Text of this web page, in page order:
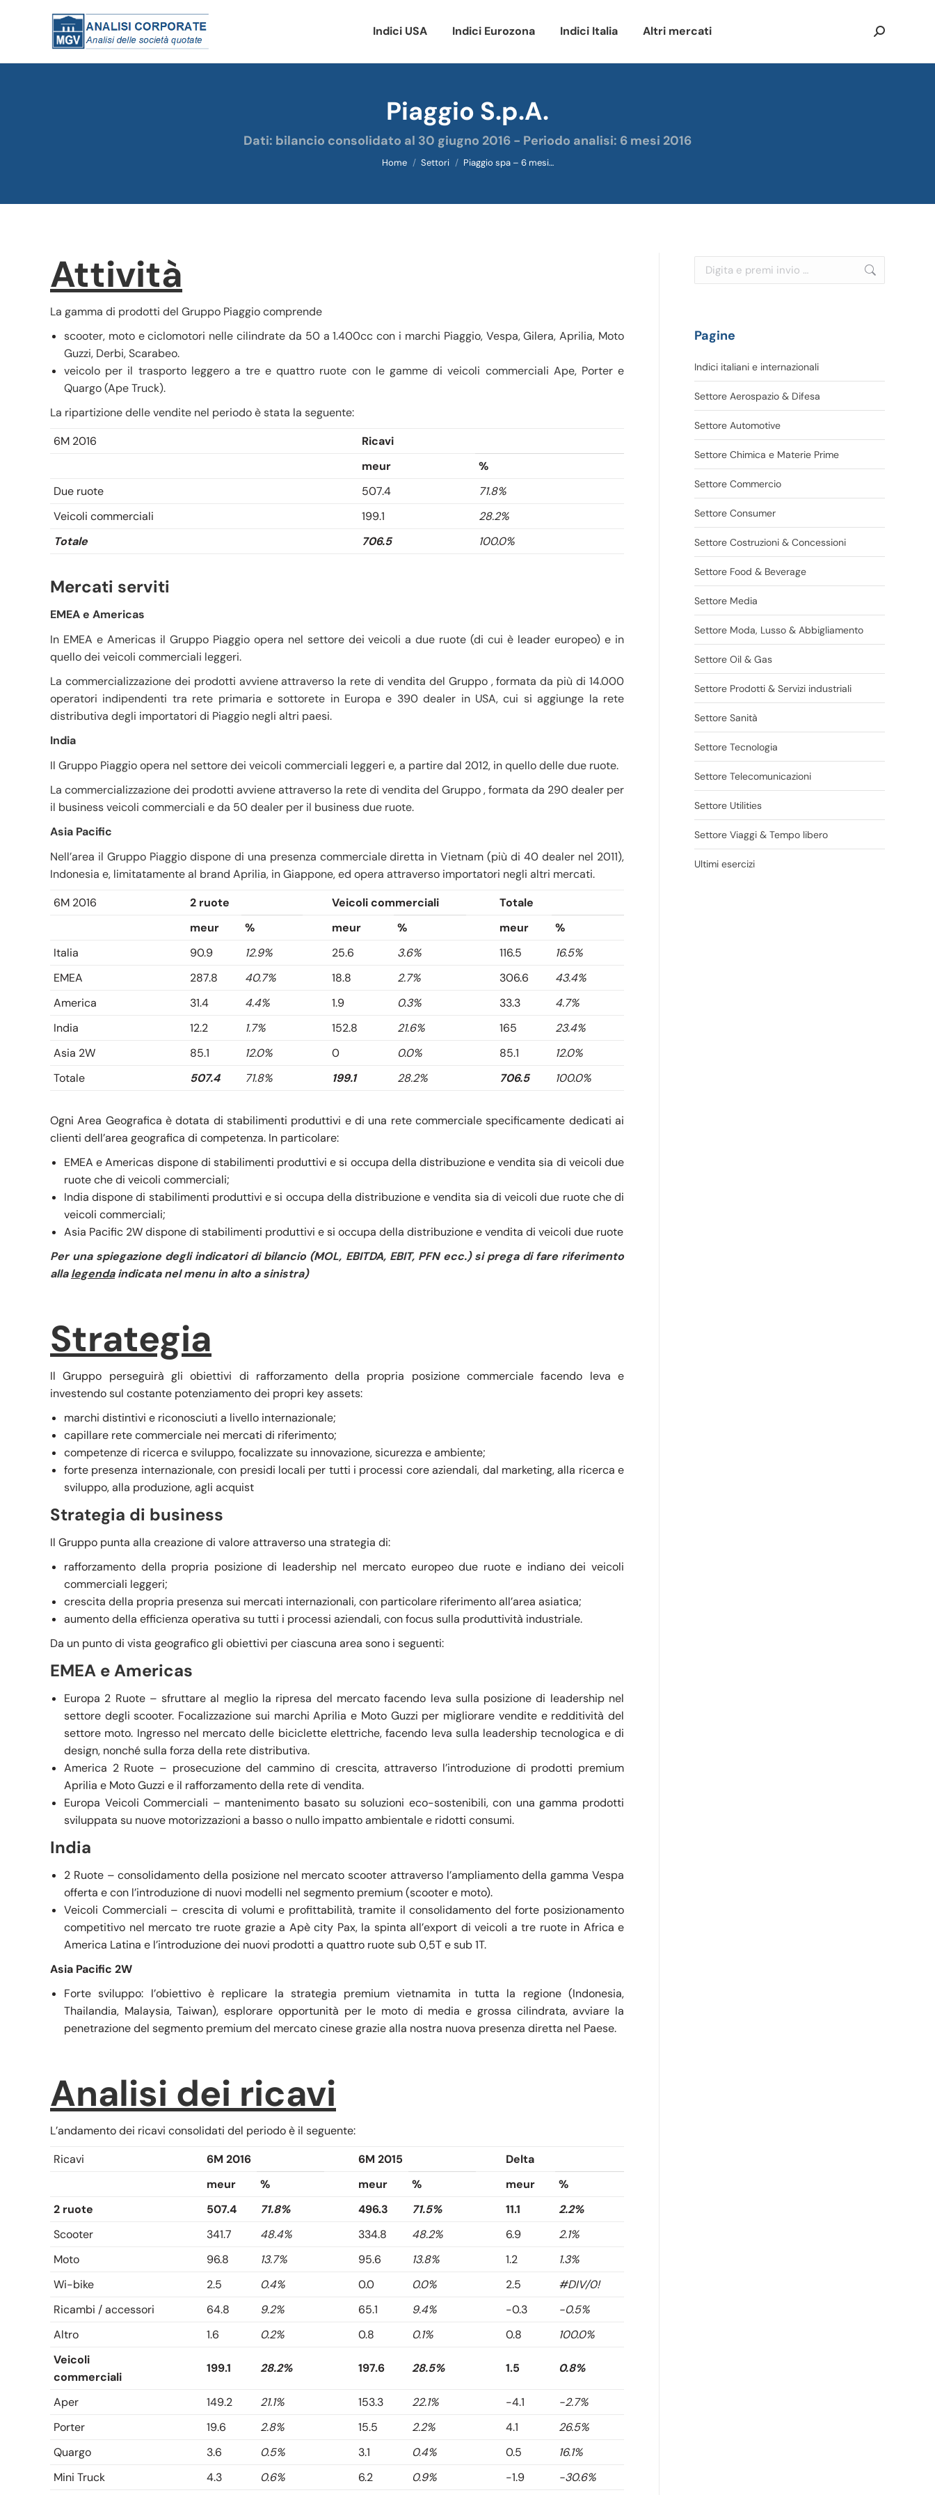
Indici USA Indici Eurozona Indici Italia Altri mercati Cerca:
Piaggio S.p.A.
Dati: bilancio consolidato al 30 giugno 2016 - Periodo analisi: 6 mesi 2016
Tu sei qui:
Home Settori Piaggio spa – 6 mesi…
Attività
La gamma di prodotti del Gruppo Piaggio comprende
scooter, moto e ciclomotori nelle cilindrate da 50 a 1.400cc con i marchi Piaggio, Vespa, Gilera, Aprilia, Moto
Guzzi, Derbi, Scarabeo.
veicolo per il trasporto leggero a tre e quattro ruote con le gamme di veicoli commerciali Ape, Porter e
Quargo (Ape Truck).
La ripartizione delle vendite nel periodo è stata la seguente:
6M 2016
Ricavi
meur
%
Due ruote
507.4
71.8%
Veicoli commerciali
199.1
28.2%
Totale
706.5 100.0%
Mercati serviti
EMEA e Americas
In EMEA e Americas il Gruppo Piaggio opera nel settore dei veicoli a due ruote (di cui è leader europeo) e in
quello dei veicoli commerciali leggeri.
La commercializzazione dei prodotti avviene attraverso la rete di vendita del Gruppo , formata da più di 14.000
operatori indipendenti tra rete primaria e sottorete in Europa e 390 dealer in USA, cui si aggiunge la rete
distributiva degli importatori di Piaggio negli altri paesi.
India
Il Gruppo Piaggio opera nel settore dei veicoli commerciali leggeri e, a partire dal 2012, in quello delle due ruote.
La commercializzazione dei prodotti avviene attraverso la rete di vendita del Gruppo , formata da 290 dealer per
il business veicoli commerciali e da 50 dealer per il business due ruote.
Asia Pacific
Nell’area il Gruppo Piaggio dispone di una presenza commerciale diretta in Vietnam (più di 40 dealer nel 2011),
Indonesia e, limitatamente al brand Aprilia, in Giappone, ed opera attraverso importatori negli altri mercati.
6M 2016
2 ruote Veicoli commerciali
Totale
meur
% meur % meur
%
Italia
90.9 12.9% 25.6 3.6% 116.5
16.5%
EMEA
287.8 40.7% 18.8 2.7% 306.6
43.4%
America
31.4 4.4% 1.9 0.3% 33.3
4.7%
India
12.2 1.7% 152.8 21.6% 165
23.4%
Asia 2W
85.1 12.0% 0 0.0% 85.1
12.0%
Totale
507.4 71.8% 199.1 28.2% 706.5 100.0%
Ogni Area Geografica è dotata di stabilimenti produttivi e di una rete commerciale specificamente dedicati ai
clienti dell’area geografica di competenza. In particolare:
EMEA e Americas dispone di stabilimenti produttivi e si occupa della distribuzione e vendita sia di veicoli due
ruote che di veicoli commerciali;
India dispone di stabilimenti produttivi e si occupa della distribuzione e vendita sia di veicoli due ruote che di
veicoli commerciali;
Asia Pacific 2W dispone di stabilimenti produttivi e si occupa della distribuzione e vendita di veicoli due ruote
Per una spiegazione degli indicatori di bilancio (MOL, EBITDA, EBIT, PFN ecc.) si prega di fare riferimento
allalegendaindicata nel menu in alto a sinistra)
Strategia
Il Gruppo perseguirà gli obiettivi di rafforzamento della propria posizione commerciale facendo leva e
investendo sul costante potenziamento dei propri key assets:
marchi distintivi e riconosciuti a livello internazionale;
capillare rete commerciale nei mercati di riferimento;
competenze di ricerca e sviluppo, focalizzate su innovazione, sicurezza e ambiente;
forte presenza internazionale, con presidi locali per tutti i processi core aziendali, dal marketing, alla ricerca e
sviluppo, alla produzione, agli acquist
Strategia di business
Il Gruppo punta alla creazione di valore attraverso una strategia di:
rafforzamento della propria posizione di leadership nel mercato europeo due ruote e indiano dei veicoli
commerciali leggeri;
crescita della propria presenza sui mercati internazionali, con particolare riferimento all’area asiatica;
aumento della efficienza operativa su tutti i processi aziendali, con focus sulla produttività industriale.
Da un punto di vista geografico gli obiettivi per ciascuna area sono i seguenti:
EMEA e Americas
Europa 2 Ruote – sfruttare al meglio la ripresa del mercato facendo leva sulla posizione di leadership nel
settore degli scooter. Focalizzazione sui marchi Aprilia e Moto Guzzi per migliorare vendite e redditività del
settore moto. Ingresso nel mercato delle biciclette elettriche, facendo leva sulla leadership tecnologica e di
design, nonché sulla forza della rete distributiva.
America 2 Ruote – prosecuzione del cammino di crescita, attraverso l’introduzione di prodotti premium
Aprilia e Moto Guzzi e il rafforzamento della rete di vendita.
Europa Veicoli Commerciali – mantenimento basato su soluzioni eco-sostenibili, con una gamma prodotti
sviluppata su nuove motorizzazioni a basso o nullo impatto ambientale e ridotti consumi.
India
2 Ruote – consolidamento della posizione nel mercato scooter attraverso l’ampliamento della gamma Vespa
offerta e con l’introduzione di nuovi modelli nel segmento premium (scooter e moto).
Veicoli Commerciali – crescita di volumi e profittabilità, tramite il consolidamento del forte posizionamento
competitivo nel mercato tre ruote grazie a Apè city Pax, la spinta all’export di veicoli a tre ruote in Africa e
America Latina e l’introduzione dei nuovi prodotti a quattro ruote sub 0,5T e sub 1T.
Asia Pacific 2W
Forte sviluppo: l’obiettivo è replicare la strategia premium vietnamita in tutta la regione (Indonesia,
Thailandia, Malaysia, Taiwan), esplorare opportunità per le moto di media e grossa cilindrata, avviare la
penetrazione del segmento premium del mercato cinese grazie alla nostra nuova presenza diretta nel Paese.
Analisi dei ricavi
L’andamento dei ricavi consolidati del periodo è il seguente:
Ricavi
6M 2016 6M 2015
Delta
meur
% meur % meur
%
2 ruote
507.4 71.8% 496.3 71.5% 11.1
2.2%
Scooter
341.7 48.4% 334.8 48.2% 6.9
2.1%
Moto
96.8 13.7% 95.6 13.8% 1.2
1.3%
Wi-bike
2.5 0.4% 0.0 0.0% 2.5
#DIV/0!
Ricambi / accessori
64.8 9.2% 65.1 9.4% -0.3
-0.5%
Altro
1.6 0.2% 0.8 0.1% 0.8
100.0%
Veicoli
commerciali
199.1 28.2% 197.6 28.5% 1.5 0.8%
Aper 149.2 21.1% 153.3 22.1% -4.1
-2.7%
Porter
19.6 2.8% 15.5 2.2% 4.1
26.5%
Quargo
3.6 0.5% 3.1 0.4% 0.5
16.1%
Mini Truck
4.3 0.6% 6.2 0.9% -1.9 -30.6%
Cerca:
Pagine
Indici italiani e internazionali
Settore Aerospazio & Difesa
Settore Automotive
Settore Chimica e Materie Prime
Settore Commercio
Settore Consumer
Settore Costruzioni & Concessioni
Settore Food & Beverage
Settore Media
Settore Moda, Lusso & Abbigliamento
Settore Oil & Gas
Settore Prodotti & Servizi industriali
Settore Sanità
Settore Tecnologia
Settore Telecomunicazioni
Settore Utilities
Settore Viaggi & Tempo libero
Ultimi esercizi